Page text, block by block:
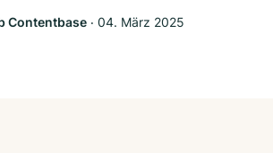
Contentbase ‧ 04. März 2025